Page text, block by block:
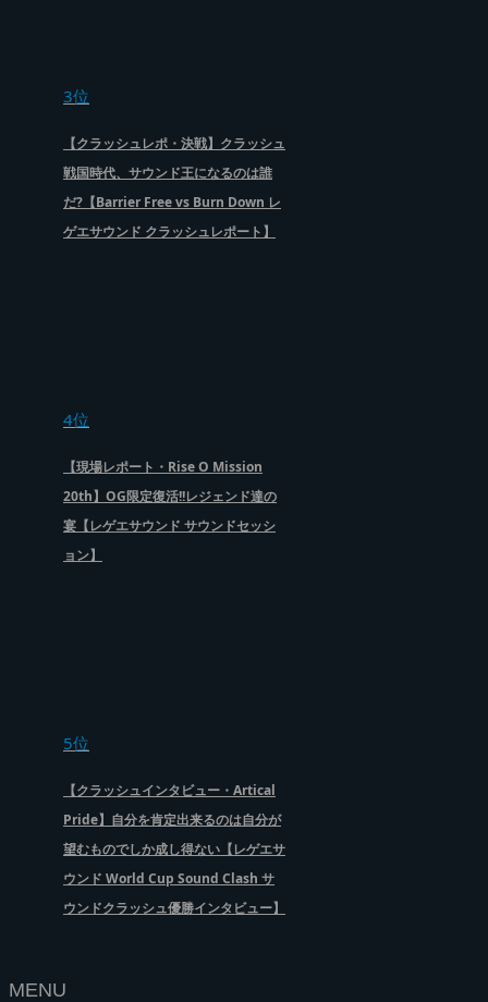
3位
【クラッシュレポ・決戦】クラッシュ
戦国時代、サウンド王になるのは誰
だ?【Barrier Free vs Burn Down レ
ゲエサウンド クラッシュレポート】
4位
【現場レポート・Rise O Mission
20th】OG限定復活!!レジェンド達の
宴【レゲエサウンド サウンドセッシ
ョン】
5位
【クラッシュインタビュー・Artical
Pride】自分を肯定出来るのは自分が
望むものでしか成し得ない【レゲエサ
ウンド World Cup Sound Clash サ
ウンドクラッシュ優勝インタビュー】
MENU